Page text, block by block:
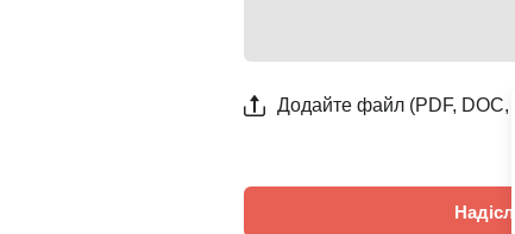
Додайте файл (PDF, DOC,